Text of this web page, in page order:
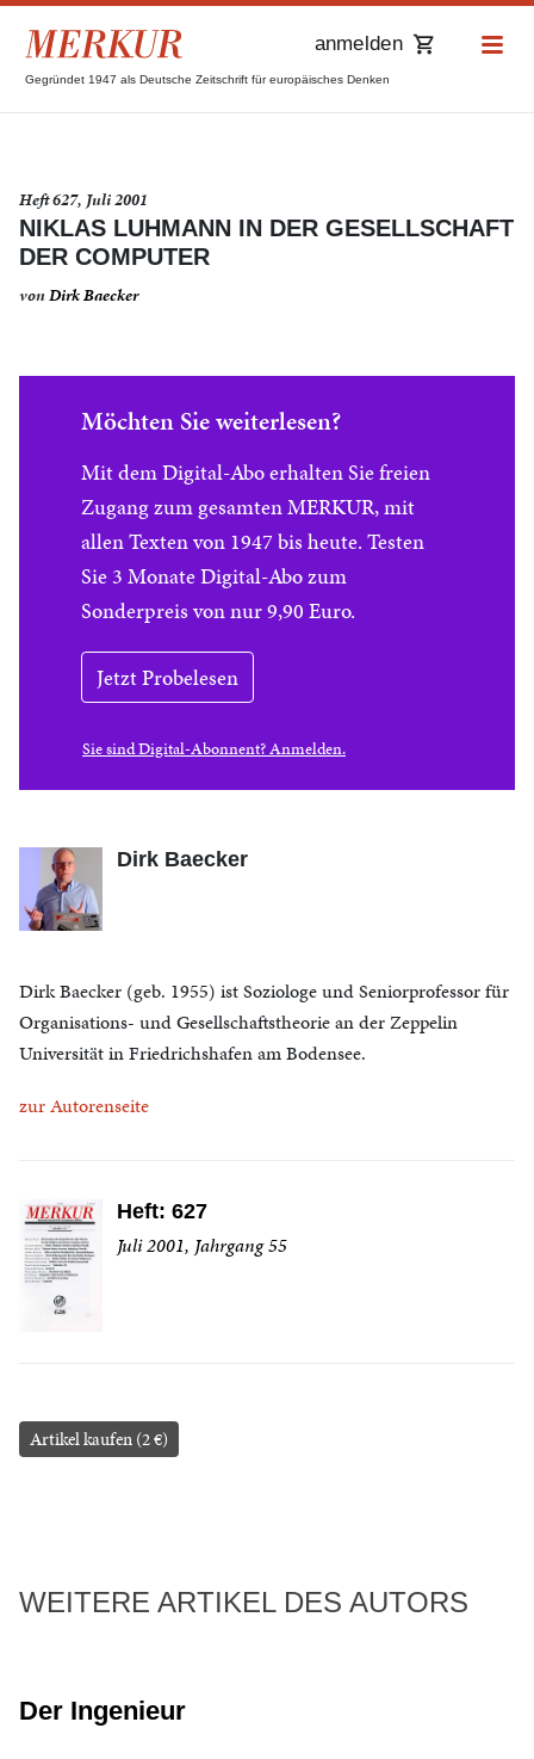
Gegründet 1947 als Deutsche Zeitschrift für europäisches Denken
anmelden
Heft 627, Juli 2001
NIKLAS LUHMANN IN DER GESELLSCHAFT
DER COMPUTER
vonDirk Baecker
Möchten Sie weiterlesen?
Mit dem Digital-Abo erhalten Sie freien
Zugang zum gesamten MERKUR, mit
allen Texten von 1947 bis heute. Testen
Sie 3 Monate Digital-Abo zum
Sonderpreis von nur 9,90 Euro.
Jetzt Probelesen
Sie sind Digital-Abonnent? Anmelden.
Dirk Baecker
Dirk Baecker (geb. 1955) ist Soziologe und Seniorprofessor für
Organisations- und Gesellschaftstheorie an der Zeppelin
Universität in Friedrichshafen am Bodensee.
zur Autorenseite
Heft: 627
Juli 2001, Jahrgang 55
Artikel kaufen (2 €)
WEITERE ARTIKEL DES AUTORS
Der Ingenieur